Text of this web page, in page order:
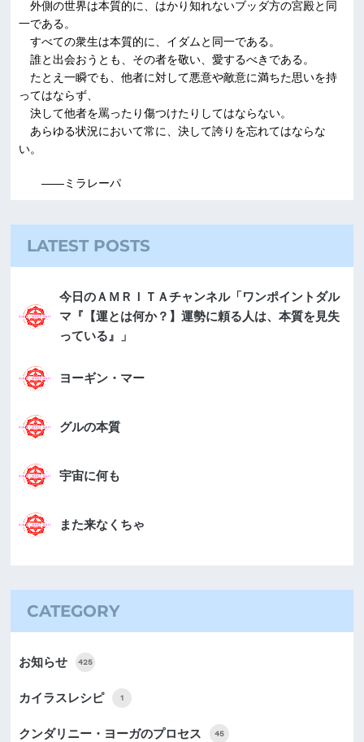
外側の世界は本質的に、はかり知れないブッダ方の宮殿と同
一である。
すべての衆生は本質的に、イダムと同一である。
誰と出会おうとも、その者を敬い、愛するべきである。
たとえ一瞬でも、他者に対して悪意や敵意に満ちた思いを持
ってはならず、
決して他者を罵ったり傷つけたりしてはならない。
あらゆる状況において常に、決して誇りを忘れてはならな
い。
――ミラレーパ
LATEST POSTS
今日のＡＭＲＩＴＡチャンネル「ワンポイントダル
マ『【運とは何か？】運勢に頼る人は、本質を見失
っている』」
ヨーギン・マー
グルの本質
宇宙に何も
また来なくちゃ
CATEGORY
お知らせ 425
カイラスレシピ 1
クンダリニー・ヨーガのプロセス 45